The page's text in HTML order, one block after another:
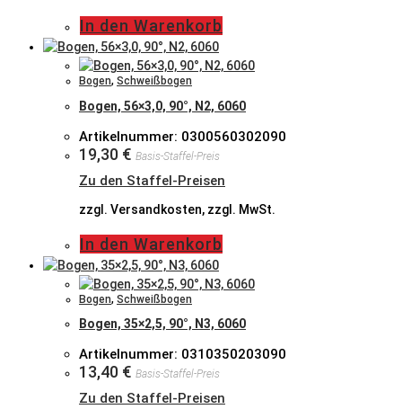
In den Warenkorb
Bogen, Schweißbogen
Bogen, 56×3,0, 90°, N2, 6060
Artikelnummer: 0300560302090
19,30 € Basis-Staffel-Preis
Zu den Staffel-Preisen
zzgl. Versandkosten, zzgl. MwSt.
In den Warenkorb
Bogen, Schweißbogen
Bogen, 35×2,5, 90°, N3, 6060
Artikelnummer: 0310350203090
13,40 € Basis-Staffel-Preis
Zu den Staffel-Preisen